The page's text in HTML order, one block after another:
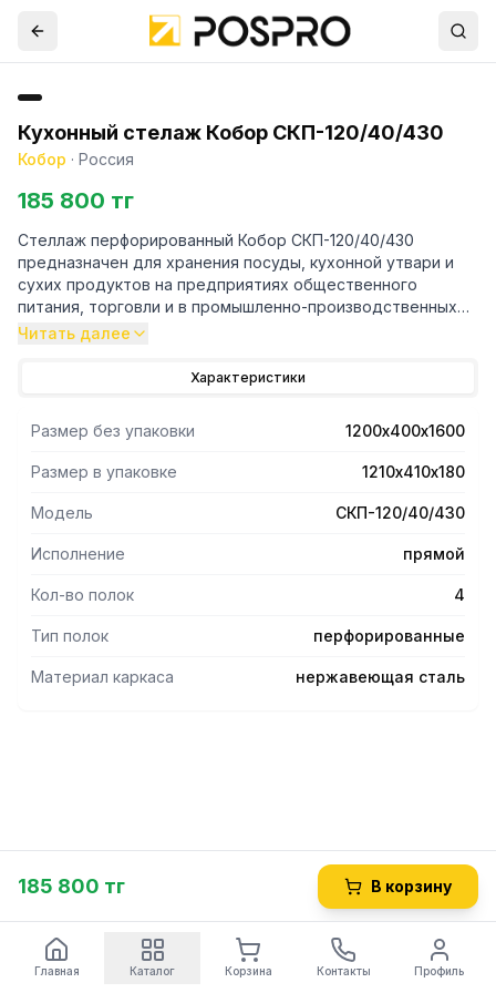
Кухонный стелаж Кобор СКП-120/40/430
Кобор · Россия
185 800 тг
Стеллаж перфорированный Кобор СКП-120/40/430
предназначен для хранения посуды, кухонной утвари и
сухих продуктов на предприятиях общественного
питания, торговли и в промышленно-производственных
помещениях.
- Каркас выполнен в виде уголка 40х40 мм из
стали AISI 430.
- Уникальная система крепления полок обеспечивает
жёсткость конструкции стеллажа.
- Ножки регулируются по высоте, что помогает избежать
- Опоры регуляторов высоты не подвержены коррозии во
- При необходимости конструкция может быть
Читать далее
Характеристики
Размер без упаковки 1200х400х1600
Размер в упаковке 1210х410х180
Модель СКП-120/40/430
Исполнение прямой
Кол-во полок 4
Тип полок перфорированные
Материал каркаса нержавеющая сталь
185 800 тг В корзину
Главная Каталог Корзина Контакты Профиль